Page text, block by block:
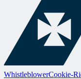
WhistleblowerCookie-